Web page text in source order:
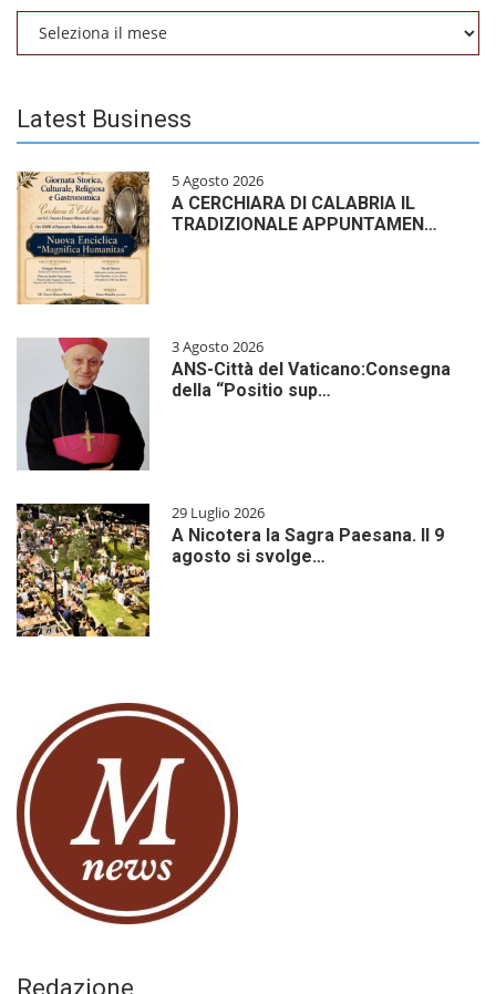
Archivio
Latest Business
5 Agosto 2026
A CERCHIARA DI CALABRIA IL
TRADIZIONALE APPUNTAMEN…
3 Agosto 2026
ANS-Città del Vaticano:Consegna
della “Positio sup…
29 Luglio 2026
A Nicotera la Sagra Paesana. Il 9
agosto si svolge…
Redazione